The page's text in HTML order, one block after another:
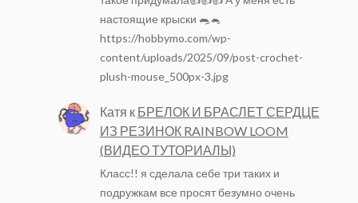
настоящие крыски 🐀🐁
https://hobbymo.com/wp-
content/uploads/2025/09/post-crochet-
plush-mouse_500px-3.jpg
Катя к БРЕЛОК И БРАСЛЕТ СЕРДЦЕ
ИЗ РЕЗИНОК RAINBOW LOOM
(ВИДЕО ТУТОРИАЛЫ)
Класс!! я сделала себе три таких и
подружкам все просят безумно очень